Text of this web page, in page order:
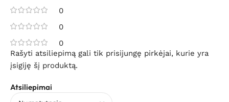
0
0
0
Atsiliepimai
Rašyti atsiliepimą gali tik prisijungę pirkėjai, kurie yra
įsigiję šį produktą.